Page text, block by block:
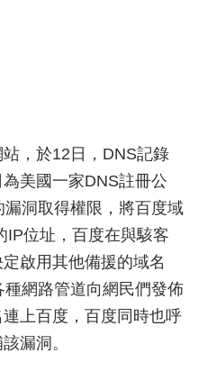
，於12日，DNS記錄
美國一家DNS註冊公
洞取得權限，將百度域
IP位址，百度在與駭客
啟用其他備援的域名
種網路管道向網民們發佈
上百度，百度同時也呼
漏洞。